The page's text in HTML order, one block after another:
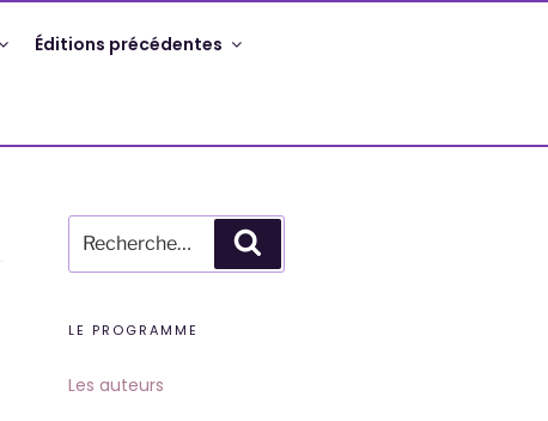
Éditions précédentes
pour
:
LE PROGRAMME
Les auteurs